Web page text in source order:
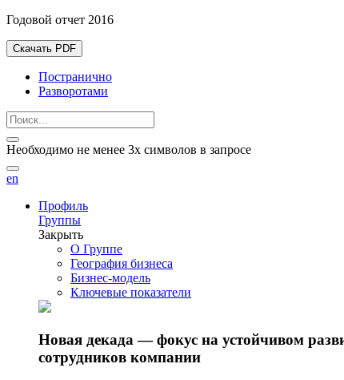
Годовой отчет 2016
Скачать PDF
Постранично
Разворотами
Необходимо не менее 3х символов в запросе
en
Профиль
Группы
Закрыть
О Группе
География бизнеса
Бизнес-модель
Ключевые показатели
Новая декада — фокус на устойчивом
сотрудников компании